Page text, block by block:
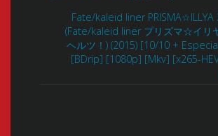
Fate/kaleid liner PRISMA☆ILLYA
(Fate/kaleid liner プリズマ☆イリ
ヘルツ！) (2015) [10/10 +
[BDrip] [1080p] [Mkv] [x265-